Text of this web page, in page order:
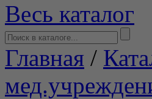
Весь каталог
Главная /